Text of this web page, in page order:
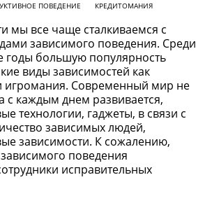
ПОВЕДЕНИЕ
КРЕДИТОМАНИЯ
мы все чаще сталкиваемся с
зависимого поведения. Среди
годы большую популярность
виды зависимостей как
игромания. Современный мир не
с каждым днем развивается,
технологии, гаджеты, в связи с
зависимых людей,
зависимости. К сожалению,
поведения
исправительных